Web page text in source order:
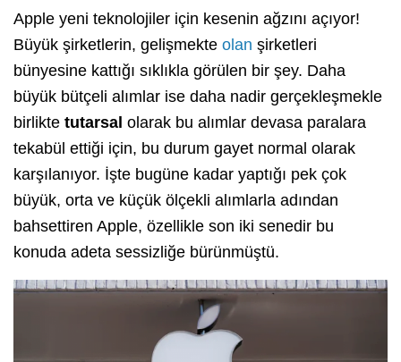
Apple yeni teknolojiler için kesenin ağzını açıyor!
Büyük şirketlerin, gelişmekte olan şirketleri
bünyesine kattığı sıklıkla görülen bir şey. Daha
büyük bütçeli alımlar ise daha nadir gerçekleşmekle
birlikte tutarsal olarak bu alımlar devasa paralara
tekabül ettiği için, bu durum gayet normal olarak
karşılanıyor. İşte bugüne kadar yaptığı pek çok
büyük, orta ve küçük ölçekli alımlarla adından
bahsettiren Apple, özellikle son iki senedir bu
konuda adeta sessizliğe bürünmüştü.